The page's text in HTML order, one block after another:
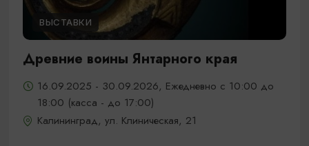
ВЫСТАВКИ
Древние воины Янтарного края
16.09.2025 - 30.09.2026, Ежедневно с 10:00 до
18:00 (касса - до 17:00)
Калининград, ул. Клиническая, 21